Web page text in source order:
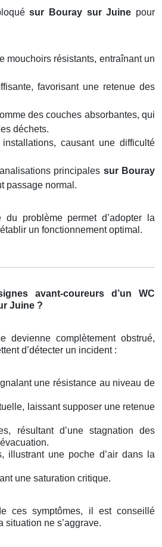
sur Bouray sur Juine pour
mouchoirs résistants, entraînant un
favorisant une retenue des
des couches absorbantes, qui
déchets.
causant une difficulté
principales sur Bouray
passage normal.
du problème permet d’adopter la
un fonctionnement optimal.
avant-coureurs d’un WC
Juine ?
devienne complètement obstrué,
d’détecter un incident :
une résistance au niveau de
laissant supposer une retenue
résultant d’une stagnation des
illustrant une poche d’air dans la
une saturation critique.
ces symptômes, il est conseillé
situation ne s’aggrave.